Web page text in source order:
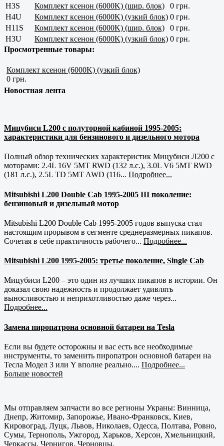
H3S
Комплект ксенон (6000K) (шир. блок)
0 грн.
H4U
Комплект ксенон (6000K) (узкий блок) 0 грн.
H11S
Комплект ксенон (6000K) (шир. блок)
0 грн.
H3U
Комплект ксенон (6000K) (узкий блок) 0 грн.
Просмотренные товары:
Комплект ксенон (6000K) (узкий блок)
0 грн.
Новостная лента
Мицубиси L200 с полуторной кабиной 1995-2005:
характеристики для бензинового и дизельного мотора
Полный обзор технических характеристик Мицубиси Л200 с
моторами: 2.4L 16V 5MT RWD (132 л.с.), 3.0L V6 5MT RWD
(181 л.с.), 2.5L TD 5MT AWD (116... Подробнее...
Mitsubishi L200 Double Cab 1995-2005 III поколение:
бензиновый и дизельный мотор
Mitsubishi L200 Double Cab 1995-2005 годов выпуска стал
настоящим прорывом в сегменте среднеразмерных пикапов.
Сочетая в себе практичность рабочего... Подробнее...
Mitsubishi L200 1995-2005: третье поколение, Single Cab
Мицубиси L200 – это один из лучших пикапов в истории. Он
доказал свою надежность и продолжает удивлять
выносливостью и неприхотливостью даже через...
Подробнее...
Замена пиропатрона основной батареи на Tesla
Если вы будете осторожны и вас есть все необходимые
инструменты, то заменить пиропатрон основной батареи на
Тесла Модел 3 или Y вполне реально.... Подробнее...
Больше новостей
Мы отправляем запчасти во все регионы Украны: Винница,
Днепр, Житомир, Запорожье, Ивано-Франковск, Киев,
Кировоград, Луцк, Львов, Николаев, Одесса, Полтава, Ровно,
Сумы, Тернополь, Ужгород, Харьков, Херсон, Хмельницкий,
Черкассы, Чернигов, Черновцы.